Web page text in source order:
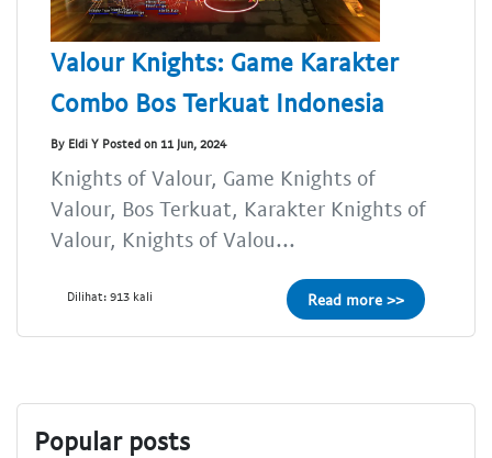
Valour Knights: Game Karakter
Combo Bos Terkuat Indonesia
By Eldi Y Posted on 11 Jun, 2024
Knights of Valour, Game Knights of
Valour, Bos Terkuat, Karakter Knights of
Valour, Knights of Valou...
Dilihat: 913 kali Read more >>
Popular posts